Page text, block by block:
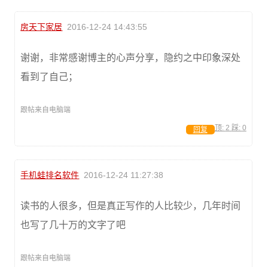
房天下家居 2016-12-24 14:43:55
谢谢，非常感谢博主的心声分享，隐约之中印象深处
看到了自己；
跟帖来自电脑端
顶: 2 踩: 0
回复
手机蛙排名软件 2016-12-24 11:27:38
读书的人很多，但是真正写作的人比较少，几年时间
也写了几十万的文字了吧
跟帖来自电脑端